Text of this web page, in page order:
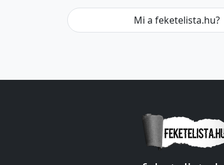
Mi a feketelista.hu?